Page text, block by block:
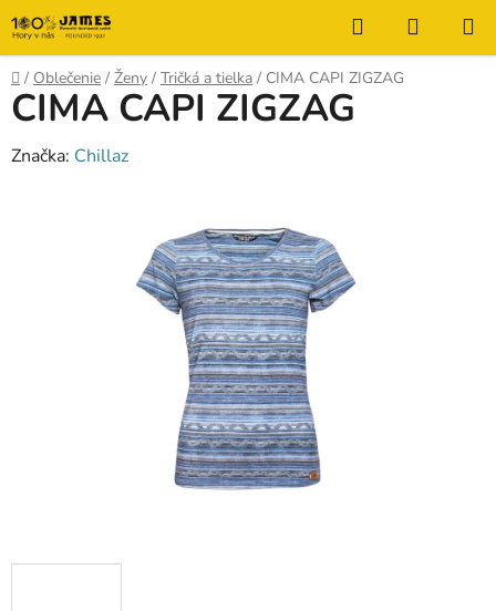
Prejsť
na
obsah
Hľadať
KOŠÍK
Domov
/ Oblečenie / Ženy / Tričká a tielka / CIMA CAPI ZIGZAG
CIMA CAPI ZIGZAG
Značka: Chillaz